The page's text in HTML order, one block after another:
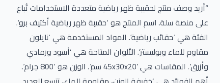
“أريد وصف منتج لحقيبة ظهر رياضية متعددة الاستخدامات تُباع
على منصة سلة. اسم المنتج هو ‘حقيبة ظهر رياضية أكتيف برو’.
الفئة هي ‘حقائب رياضية’. المواد المستخدمة هي ‘نايلون
مقاوم للماء وبوليستر’. الألوان المتاحة هي ‘أسود ورمادي
وأزرق’. المقاسات هي ’45x30x20 سم’. الوزن هو ‘800 جرام’.